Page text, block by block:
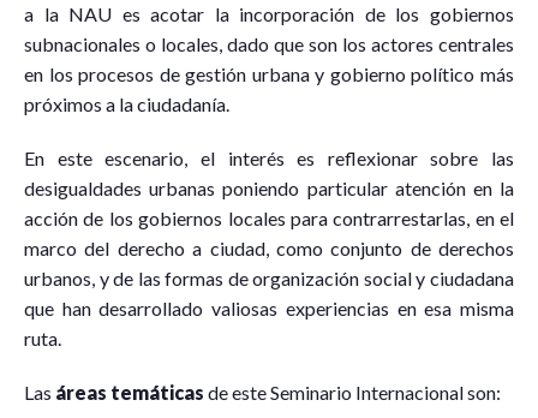
a la NAU es acotar la incorporación de los gobiernos
subnacionales o locales, dado que son los actores centrales
en los procesos de gestión urbana y gobierno político más
próximos a la ciudadanía.
En este escenario, el interés es reflexionar sobre las
desigualdades urbanas poniendo particular atención en la
acción de los gobiernos locales para contrarrestarlas, en el
marco del derecho a ciudad, como conjunto de derechos
urbanos, y de las formas de organización social y ciudadana
que han desarrollado valiosas experiencias en esa misma
ruta.
Las áreas temáticas de este Seminario Internacional son: